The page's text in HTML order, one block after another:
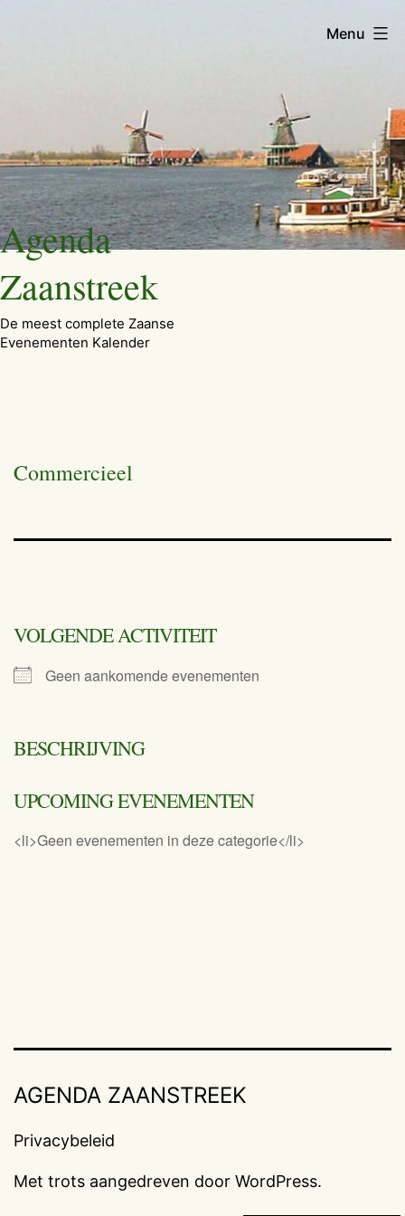
Ga
naar
de
inhoud
Agenda
Zaanstreek
De meest complete Zaanse
Evenementen Kalender
Menu
Commercieel
VOLGENDE ACTIVITEIT
Geen aankomende evenementen
BESCHRIJVING
UPCOMING EVENEMENTEN
<li>Geen evenementen in deze categorie</li>
AGENDA ZAANSTREEK
Privacybeleid
Met trots aangedreven door WordPress.